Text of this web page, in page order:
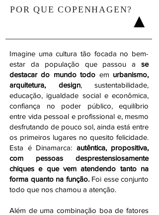
POR QUECOPENHAGEN?
Imagine uma cultura tão focada no bem-
estar da população que passou a se
destacar do mundo todo em urbanismo,
arquitetura, design, sustentabilidade,
educação, igualdade social e econômica,
confiança no poder público, equilíbrio
entre vida pessoal e profissional e, mesmo
desfrutando de pouco sol, ainda está entre
os primeiros lugares no quesito felicidade.
Esta é Dinamarca: autêntica, propositiva,
com pessoas desprestensiosamente
chiques e que vem atendendo tanto na
forma quanto na função. Foi esse conjunto
todo que nos chamou a atenção.
Além de uma combinação boa de fatores